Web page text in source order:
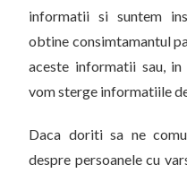
informatii si suntem
obtine consimtamantul
aceste informatii sau,
vom sterge informatiile
Daca doriti sa ne
despre persoanele cu